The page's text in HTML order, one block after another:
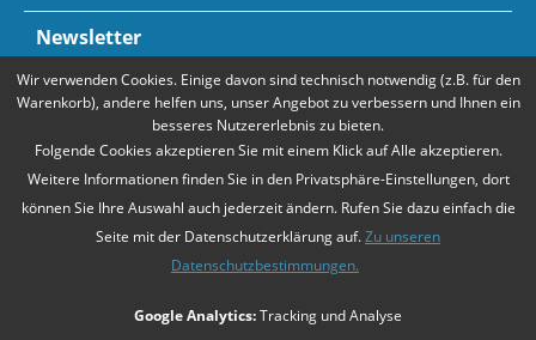
Newsletter
Zahlungsarten Mehr Informationen
falls nicht anders beschrieben
Wir verwenden Cookies. Einige davon sind technisch notwendig (z.B. für den
Warenkorb), andere helfen uns, unser Angebot zu verbessern und Ihnen ein
besseres Nutzererlebnis zu bieten.
Folgende Cookies akzeptieren Sie mit einem Klick auf Alle akzeptieren.
Weitere Informationen finden Sie in den Privatsphäre-Einstellungen, dort
können Sie Ihre Auswahl auch jederzeit ändern. Rufen Sie dazu einfach die
Seite mit der Datenschutzerklärung auf.Zu unseren
Datenschutzbestimmungen.
Google Analytics:Tracking und Analyse